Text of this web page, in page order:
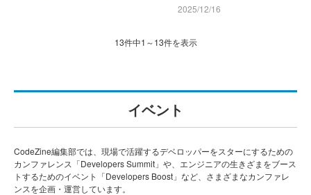
2025/12/16
13件中1～13件を表示
イベント
CodeZine編集部では、現場で活躍するデベロッパーをスターにするための
カンファレンス「Developers Summit」や、エンジニアの生きざまをブース
トするためのイベント「Developers Boost」など、さまざまなカンファレ
ンスを企画・運営しています。